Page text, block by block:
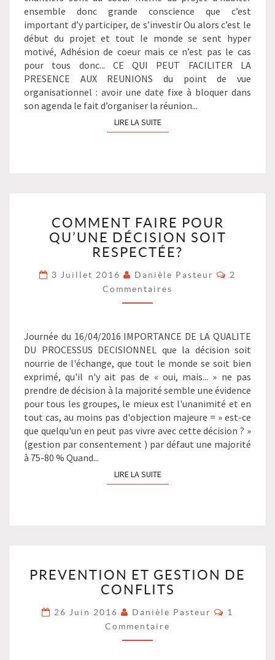
ensemble donc grande conscience que c’est
important d’y participer, de s’investir Ou alors c’est le
début du projet et tout le monde se sent hyper
motivé, Adhésion de coeur mais ce n’est pas le cas
pour tous donc... CE QUI PEUT FACILITER LA
PRESENCE AUX REUNIONS du point de vue
organisationnel : avoir une date fixe à bloquer dans
son agenda le fait d’organiser la réunion...
LIRE LA SUITELIRE LA SUITE
FAIRE
POUR
QU’UNE
SOIT
RESPECTÉE?
?
COMMENT FAIRE POUR
QU’UNE DÉCISION SOIT
RESPECTÉE?
3 Juillet 2016 Danièle Pasteur
2
Commentaires
Journée du 16/04/2016 IMPORTANCE DE LA QUALITE
DU PROCESSUS DECISIONNEL que la décision soit
nourrie de l'échange, que tout le monde se soit bien
exprimé, qu'il n'y ait pas de « oui, mais... » ne pas
prendre de décision à la majorité semble une évidence
pour tous les groupes, le mieux est l'unanimité et en
tout cas, au moins pas d'objection majeure = » est-ce
que quelqu'un en peut pas vivre avec cette décision ? »
(gestion par consentement ) par défaut une majorité
à 75-80 % Quand...
LIRE LA SUITELIRE LA SUITE
ET
GESTION
CONFLITS
?
>
PREVENTION ET GESTION DE
CONFLITS
26 Juin 2016 Danièle Pasteur
1
Commentaire